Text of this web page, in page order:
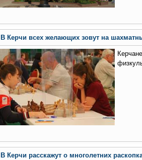
В Керчи всех желающих зовут на
В Керчи расскажут о многолетних